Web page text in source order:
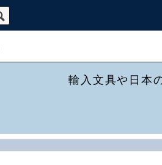
輸入文具や日本